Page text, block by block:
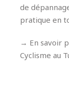
de
pratique en
→ En savoir
Cyclisme au